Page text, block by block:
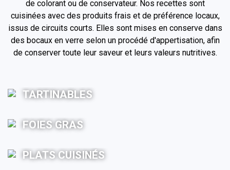
de colorant ou de conservateur. Nos recettes sont
cuisinées avec des produits frais et de préférence locaux,
issus de circuits courts. Elles sont mises en conserve dans
des bocaux en verre selon un procédé d'appertisation, afin
de conserver toute leur saveur et leurs valeurs nutritives.
TARTINABLES
FOIES GRAS
PLATS CUISINÉS